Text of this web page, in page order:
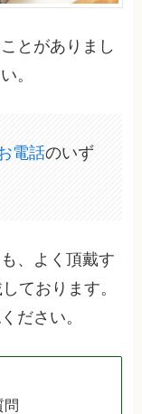
とがありまし
。
電話のいず
、よく頂戴す
ております。
ださい。
問